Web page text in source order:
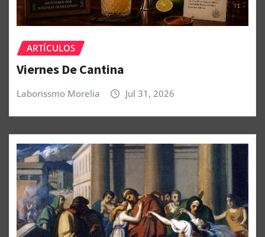
ARTÍCULOS
Viernes De Cantina
Laborissmo Morelia Jul 31, 2026